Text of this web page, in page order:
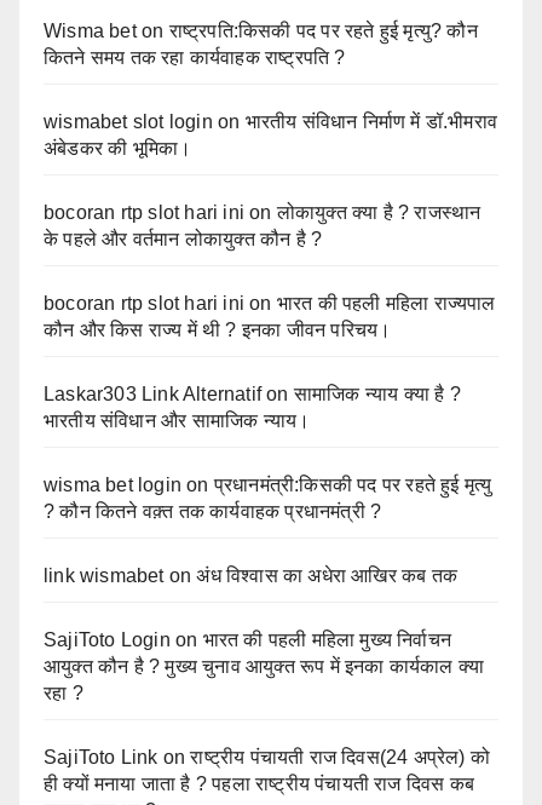
Wisma betonराष्ट्रपति:किसकी पद पर रहते हुई मृत्यु? कौन
कितने समय तक रहा कार्यवाहक राष्ट्रपति ?
wismabet slot login on भारतीय संविधान निर्माण में डॉ.भीमराव
अंबेडकर की भूमिका।
bocoran rtp slot hari ini onलोकायुक्त क्या है ? राजस्थान
के पहले और वर्तमान लोकायुक्त कौन है ?
bocoran rtp slot hari ini on भारत की पहली महिला राज्यपाल
कौन और किस राज्य में थी ? इनका जीवन परिचय।
Laskar303 Link Alternatifonसामाजिक न्याय क्या है ?
भारतीय संविधान और सामाजिक न्याय।
wisma bet login onप्रधानमंत्री:किसकी पद पर रहते हुई मृत्यु
? कौन कितने वक़्त तक कार्यवाहक प्रधानमंत्री ?
link wismabetonअंध विश्वास का अधेरा आखिर कब तक
SajiToto Login on भारत की पहली महिला मुख्य निर्वाचन
आयुक्त कौन है ? मुख्य चुनाव आयुक्त रूप में इनका कार्यकाल क्या
रहा ?
SajiToto Link onराष्ट्रीय पंचायती राज दिवस(24 अप्रेल) को
ही क्यों मनाया जाता है ? पहला राष्ट्रीय पंचायती राज दिवस कब